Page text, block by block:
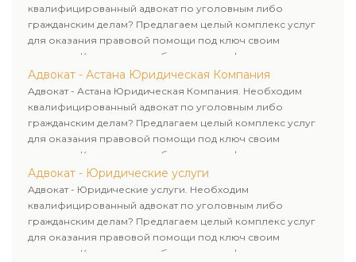
квалифицированный адвокат по уголовным либо
гражданским делам? Предлагаем целый комплекс услуг
для оказания правовой помощи под ключ своим
клиентам. Комплексное обслуживание физических и
юридических лиц. Индивидуальный подход к каждому
клиенту.
Адвокат - Астана Юридическая Компания
Адвокат - Астана Юридическая Компания. Необходим
квалифицированный адвокат по уголовным либо
гражданским делам? Предлагаем целый комплекс услуг
для оказания правовой помощи под ключ своим
клиентам. Комплексное обслуживание физических и
юридических лиц. Индивидуальный подход к каждому
клиенту.
Адвокат - Юридические услуги
Адвокат - Юридические услуги. Необходим
квалифицированный адвокат по уголовным либо
гражданским делам? Предлагаем целый комплекс услуг
для оказания правовой помощи под ключ своим
клиентам. Комплексное обслуживание физических и